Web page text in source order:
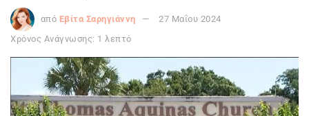
από Εβίτα Σαρηγιάννη
27 Μαΐου 2024
Χρόνος Ανάγνωσης: 1 λεπτό